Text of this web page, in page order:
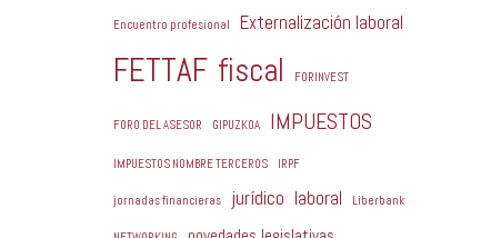
Encuentro profesional Externalización laboral
FETTAF fiscal FORINVEST
FORO DEL ASESOR GIPUZKOA IMPUESTOS
IMPUESTOS NOMBRE TERCEROS IRPF
jornadas financieras jurídico laboral Liberbank